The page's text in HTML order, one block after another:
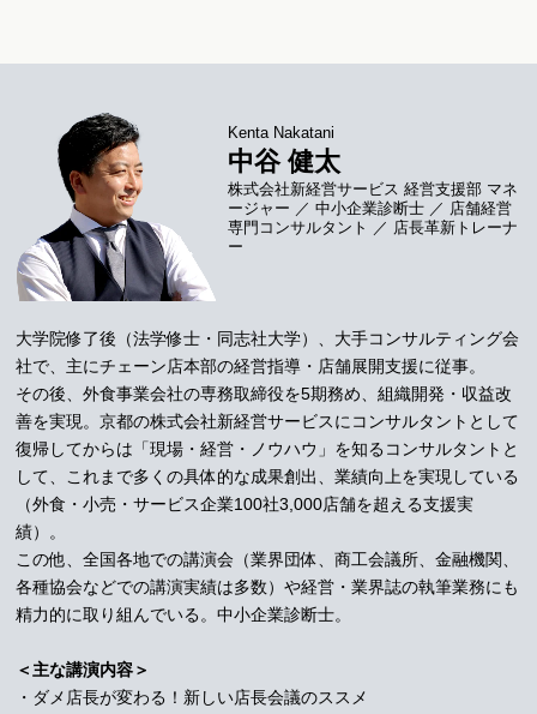
Kenta Nakatani
中谷 健太
株式会社新経営サービス 経営支援部 マネ
ージャー ／ 中小企業診断士 ／ 店舗経営
専門コンサルタント ／ 店長革新トレーナ
ー
大学院修了後（法学修士・同志社大学）、大手コンサルティング会
社で、主にチェーン店本部の経営指導・店舗展開支援に従事。
その後、外食事業会社の専務取締役を5期務め、組織開発・収益改
善を実現。京都の株式会社新経営サービスにコンサルタントとして
復帰してからは「現場・経営・ノウハウ」を知るコンサルタントと
して、これまで多くの具体的な成果創出、業績向上を実現している
（外食・小売・サービス企業100社3,000店舗を超える支援実
績）。
この他、全国各地での講演会（業界団体、商工会議所、金融機関、
各種協会などでの講演実績は多数）や経営・業界誌の執筆業務にも
精力的に取り組んでいる。中小企業診断士。
＜主な講演内容＞
・ダメ店長が変わる！新しい店長会議のススメ